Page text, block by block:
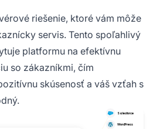
riešenie, ktoré vám môže
servis. Tento spoľahlivý
platformu na efektívnu
so zákazníkmi, čím
skúsenosť a váš vzťah s